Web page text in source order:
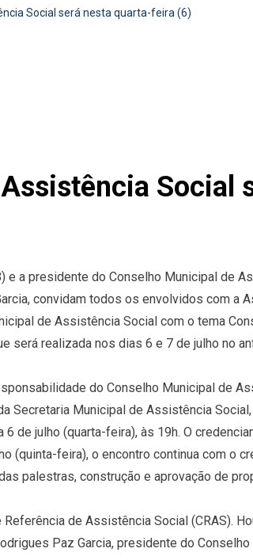
Social será nesta quarta-feira (6)
Social
e a presidente do Conselho Municipal de
convidam todos os envolvidos com a
de Assistência Social com o tema
será realizada nos dias 6 e 7 de julho no
do Conselho Municipal de
Secretaria Municipal de Assistência Social,
6 de julho (quarta-feira), às 19h. O
(quinta-feira), o encontro continua com o
palestras, construção e aprovação de
de Assistência Social (CRAS).
Paz Garcia, presidente do